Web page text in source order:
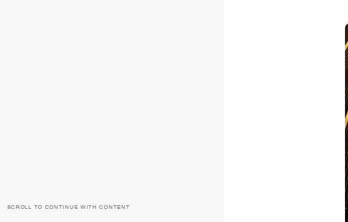
SCROLL TO CONTINUE WITH CONTENT